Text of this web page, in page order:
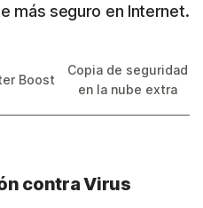
más seguro en Internet.
Boost
Copia de seguridad
en la nube extra
contra Virus